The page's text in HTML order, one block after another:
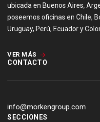
ubicada en Buenos Aires,
poseemos oficinas en Chile,
Uruguay, Perú, Ecuador y
VER MÁS
CONTACTO
info@morkengroup.com
SECCIONES